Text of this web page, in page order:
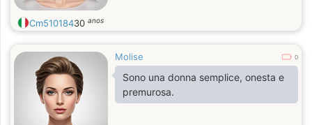
Cm51018430 anos
Molise 0
Sono una donna semplice, onesta e
premurosa.